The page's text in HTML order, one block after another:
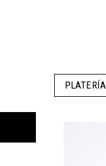
PLATERÍA